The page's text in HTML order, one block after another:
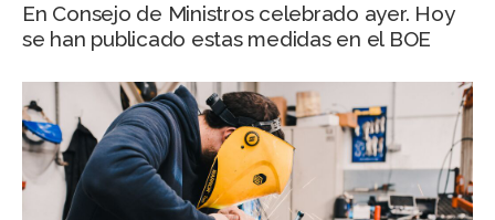
En Consejo de Ministros celebrado ayer. Hoy
se han publicado estas medidas en el BOE